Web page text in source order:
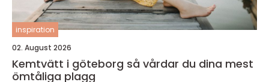
inspiration
02. August 2026
Kemtvätt i göteborg så vårdar du dina mest
ömtåliga plagg